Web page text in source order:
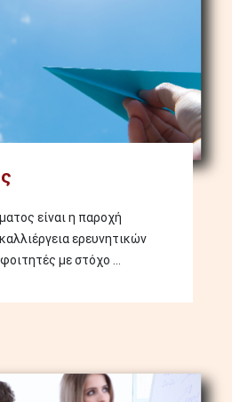
είναι η παροχή
ερευνητικών
με στόχο ...